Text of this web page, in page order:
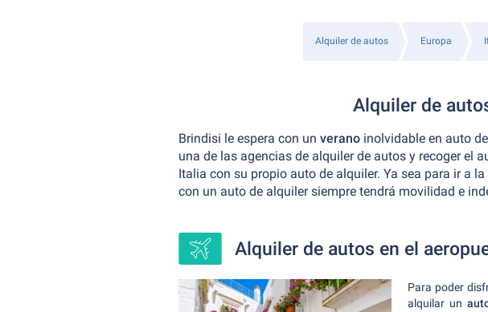
Alquiler de autos Europa
Alquiler de
Brindisi le espera con un verano inolvidable en auto
una de las agencias de alquiler de autos y recoger el
Italia con su propio auto de alquiler. Ya sea para ir a
con un auto de alquiler siempre tendrá movilidad e
Alquiler de autos en el
Para poder
alquilar un